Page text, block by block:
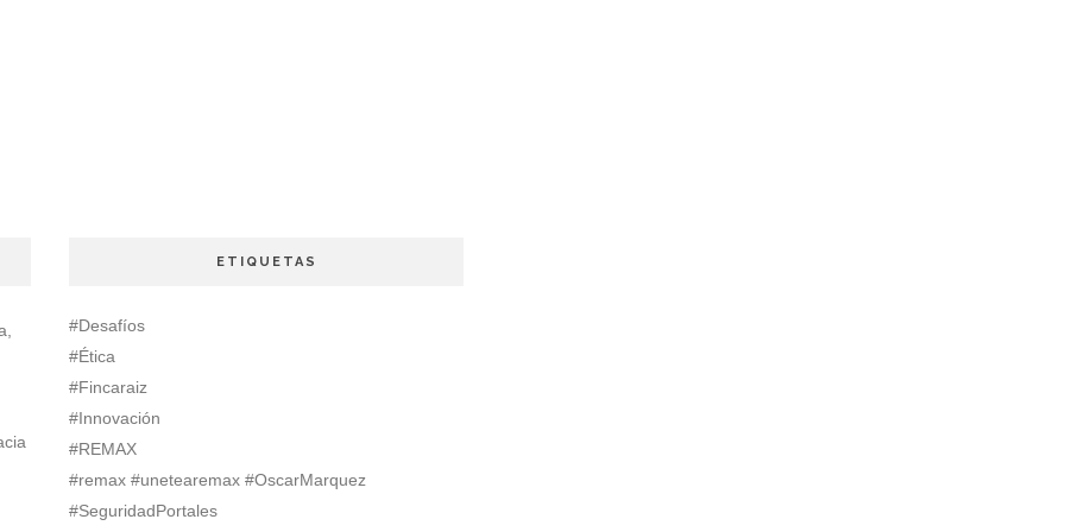
ETIQUETAS
#Desafíos
#Ética
#Fincaraiz
#Innovación
#REMAX
#remax #unetearemax #OscarMarquez
#SeguridadPortales